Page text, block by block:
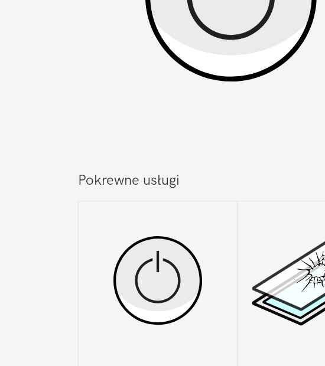
Pokrewne usługi